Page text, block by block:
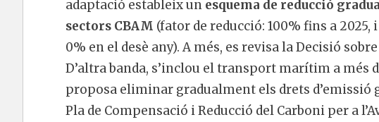
adaptació estableix un esquema de reducció
sectors CBAM (fator de reducció: 100% fins a
0% en el desè any). A més, es revisa la Decisió
D’altra banda, s’inclou el transport marítim a més
proposa eliminar gradualment els drets d’emissió
Pla de Compensació i Reducció del Carboni per a